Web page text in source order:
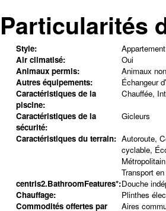
Particularités
Style:
Appartement
Air climatisé:
Oui
Animaux permis:
Animaux
Autres équipements:
Échangeur
Caractéristiques de la
piscine:
Chauffée,
Caractéristiques de la
sécurité:
Gicleurs
Caractéristiques du terrain: Autoroute,
cyclable,
Transport
centris2.BathroomFeatures*:Douche
Chauffage:
Plinthes
Commodités offertes par
Aires